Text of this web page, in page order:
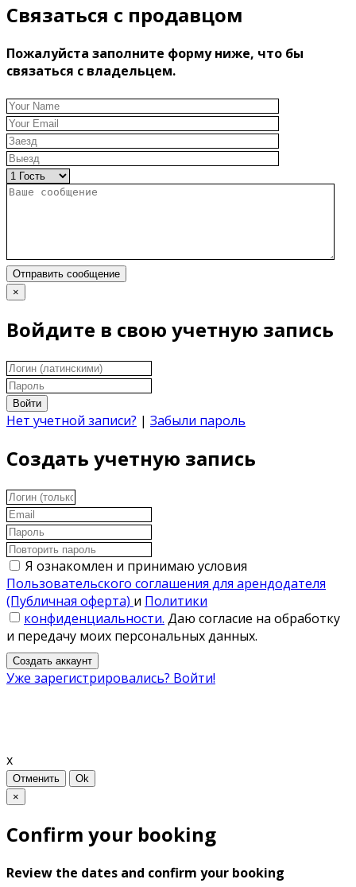
Связаться с продавцом
Пожалуйста заполните форму ниже, что бы
связаться с владельцем.
Отправить сообщение
×
Войдите в свою учетную запись
Войти
Нет учетной записи? | Забыли пароль
Создать учетную запись
Я ознакомлен и принимаю условия
Пользовательского соглашения для арендодателя
(Публичная оферта) и Политики
конфиденциальности. Даю согласие на обработку
и передачу моих персональных данных.
Создать аккаунт
Уже зарегистрировались? Войти!
x
Отменить
Ok
×
Confirm your booking
Review the dates and confirm your booking